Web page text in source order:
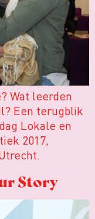
Wat leerden
Een terugblik
Lokale en
2017,
Story